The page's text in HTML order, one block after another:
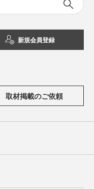
新規会員登録
取材掲載のご依頼